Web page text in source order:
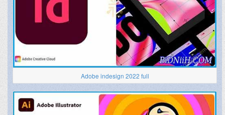
Adobe indesign 2022 full